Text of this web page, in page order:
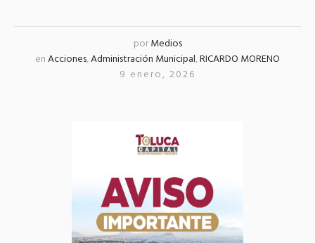
porMedios
enAcciones,Administración Municipal,RICARDO MORENO
9 enero, 2026